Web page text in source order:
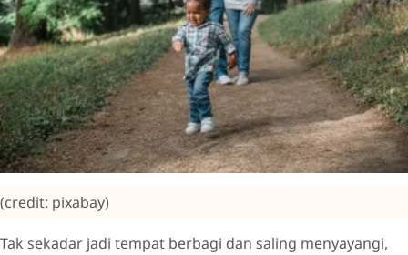
(credit: pixabay)
Tak sekadar jadi tempat berbagi dan saling menyayangi,